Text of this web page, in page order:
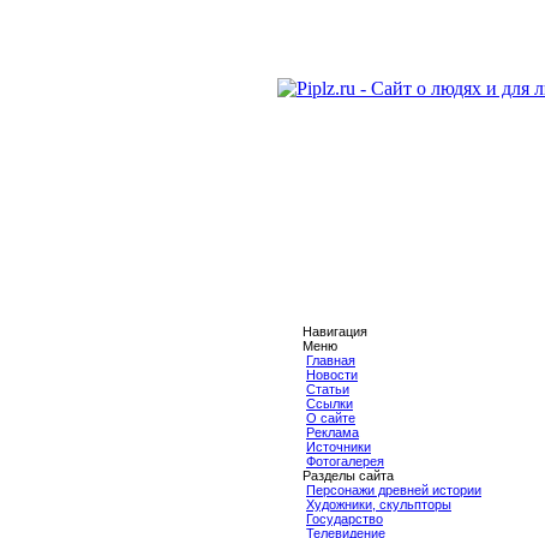
Навигация
Меню
Главная
Новости
Статьи
Ссылки
О сайте
Реклама
Источники
Фотогалерея
Разделы сайта
Персонажи древней истории
Художники, скульпторы
Государство
Телевидение